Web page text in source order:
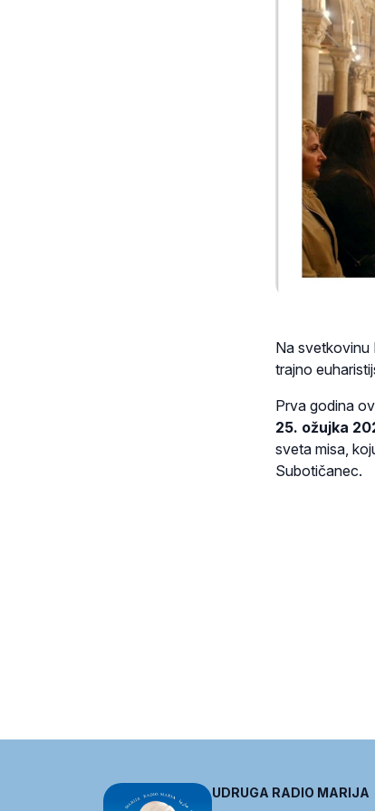
Na svetkovinu
trajno
Prva godina
25. ožujka
sveta misa,
Subotičanec.
UDRUGA RADIO MARIJA